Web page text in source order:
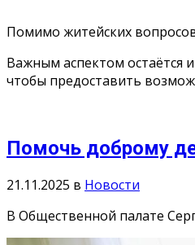
Помимо житейских
Важным аспектом остаётся
чтобы предоставить
Помочь доброму
21.11.2025 в Новости
В Общественной палате